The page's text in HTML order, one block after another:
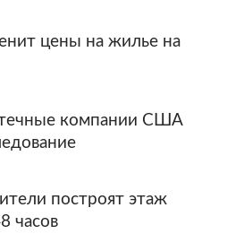
цены на жилье на
компании США
построят этаж
часов